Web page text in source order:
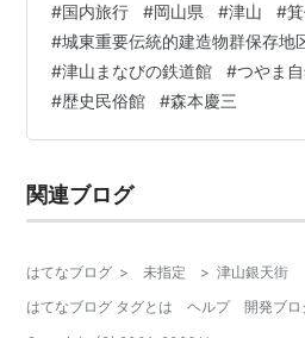
作阮甫(みつくりげんぽ)」という
リー」が来航したときにアメリカ
た人物らしい。 後ろには蒸気機
されていた。 駅の構内へ。 天井
残っている。 このレトロな駅舎
#国内旅行 #岡山県 #津山 #
#城東重要伝統的建造物群保存地
#津山まなびの鉄道館 #つやま
#歴史民俗館 #森本慶三
関連ブログ
はてなブログ > 未指定 > 津山銀天街
はてなブログ タグとは
ヘルプ 開発ブロ